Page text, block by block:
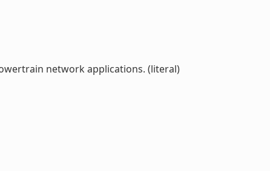
network applications. (literal)